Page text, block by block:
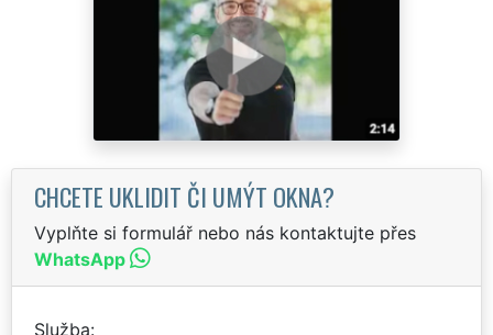
CHCETE UKLIDIT ČI UMÝT OKNA?
Vyplňte si formulář nebo nás kontaktujte přes
WhatsApp
Služba